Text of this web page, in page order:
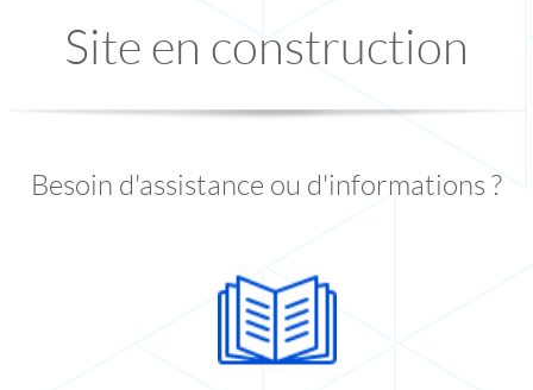
Site en construction
Besoin d'assistance ou d'informations ?